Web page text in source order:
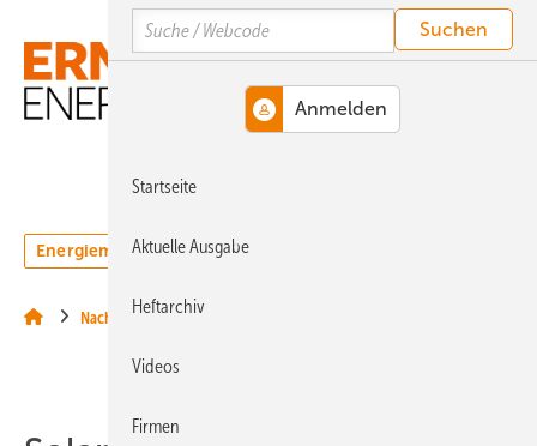
Hauptinhalt
Hauptmenü
SiteSearch
Energiemarkt Technologie
Nachrichten
Search
Startseite
Aktuelle Ausgabe
Heftarchiv
Videos
Firmen